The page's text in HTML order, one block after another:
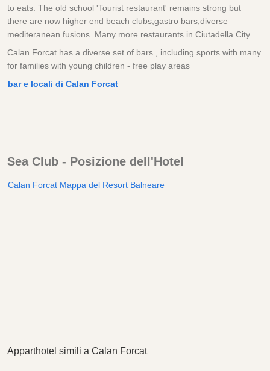
to eats. The old school 'Tourist restaurant' remains strong but
there are now higher end beach clubs,gastro bars,diverse
mediteranean fusions. Many more restaurants in Ciutadella City
Calan Forcat has a diverse set of bars , including sports with many
for families with young children - free play areas
bar e locali di Calan Forcat
Sea Club - Posizione dell'Hotel
Calan Forcat Mappa del Resort Balneare
Apparthotel simili a Calan Forcat